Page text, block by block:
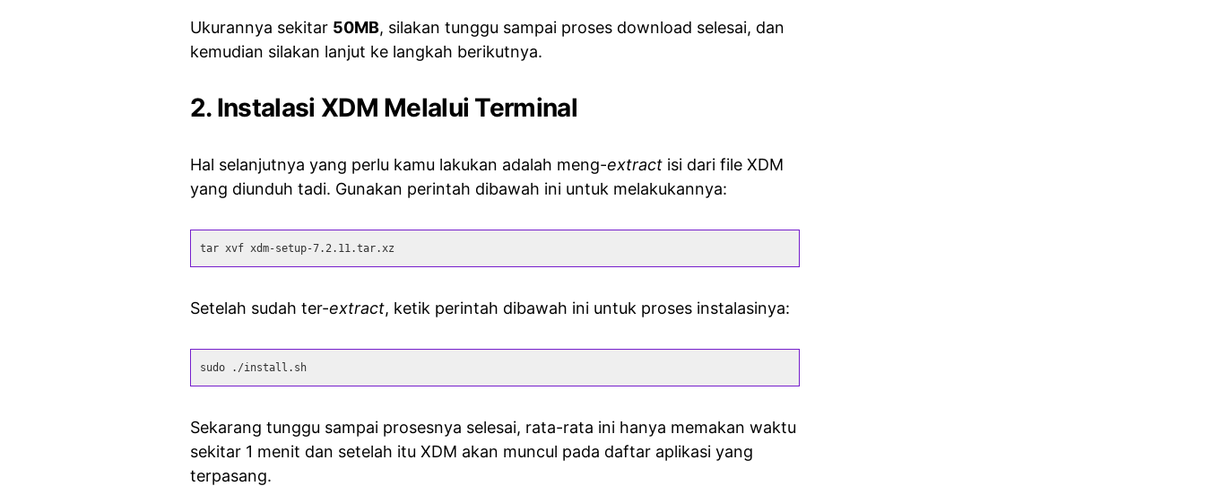
Ukurannya sekitar 50MB, silakan tunggu sampai proses download selesai, dan
kemudian silakan lanjut ke langkah berikutnya.
2. Instalasi XDM Melalui Terminal
Hal selanjutnya yang perlu kamu lakukan adalah meng-extract isi dari file XDM
yang diunduh tadi. Gunakan perintah dibawah ini untuk melakukannya:
tar xvf xdm-setup-7.2.11.tar.xz
Setelah sudah ter-extract, ketik perintah dibawah ini untuk proses instalasinya:
sudo ./install.sh
Sekarang tunggu sampai prosesnya selesai, rata-rata ini hanya memakan waktu
sekitar 1 menit dan setelah itu XDM akan muncul pada daftar aplikasi yang
terpasang.